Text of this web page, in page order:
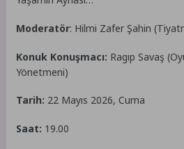
Moderatör: Hilmi Zafer Şahin
Konuk Konuşmacı: Ragıp Savaş
Yönetmeni)
Tarih: 22 Mayıs 2026, Cuma
Saat: 19.00